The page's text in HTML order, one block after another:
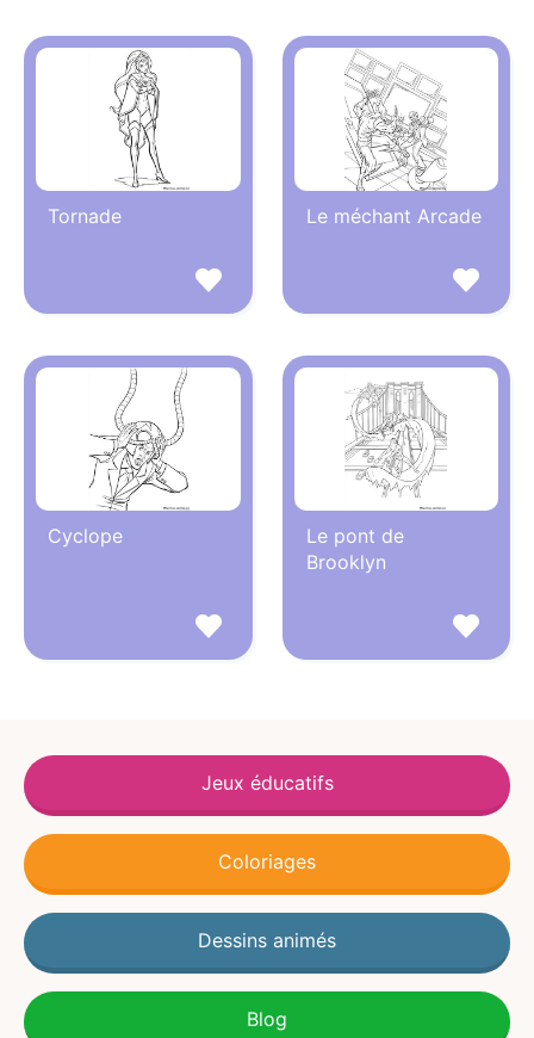
Tornade Le méchant Arcade
Cyclope
Le pont de
Brooklyn
Jeux éducatifs
Coloriages
Dessins animés
Blog